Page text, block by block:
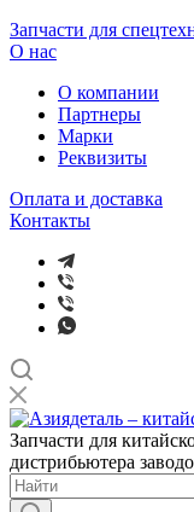
Запчасти для
О нас
О компании
Партнеры
Марки
Реквизиты
Оплата и доставка
Контакты
Запчасти для
дистрибьютера